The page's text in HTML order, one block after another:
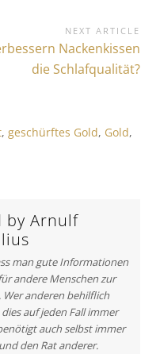
NEXT ARTICLE
Nackenkissen
die Schlafqualität?
, geschürftes Gold, Gold,
by Arnulf
man gute Informationen
andere Menschen zur
Wer anderen behilflich
auf jeden Fall immer
auch selbst immer
den Rat anderer.